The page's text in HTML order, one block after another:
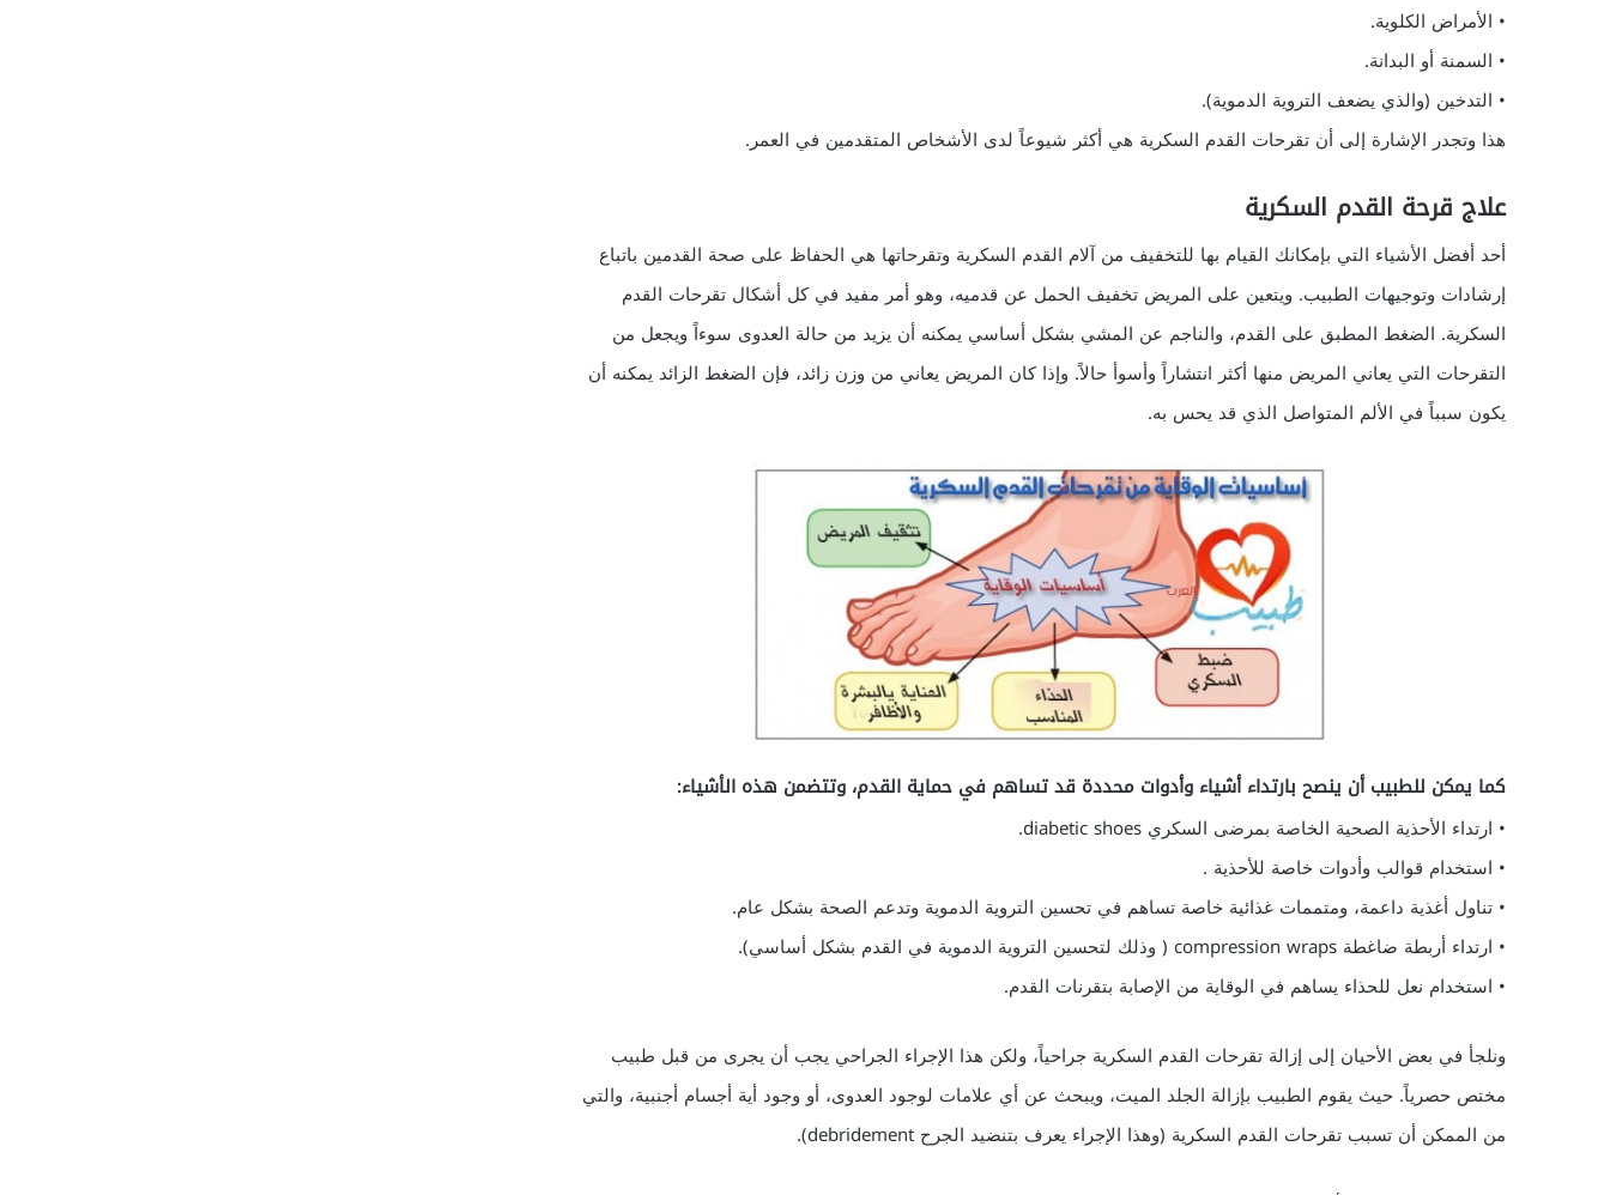
• الأمراض الكلوية.
• السمنة أو البدانة.
• التدخين (والذي يضعف التروية الدموية).
هذا وتجدر الإشارة إلى أن تقرحات القدم السكرية هي أكثر شيوعاً لدى الأشخاص المتقدمين في العمر.
علاج قرحة القدم السكرية
أحد أفضل الأشياء التي بإمكانك القيام بها للتخفيف من آلام القدم السكرية وتقرحاتها هي الحفاظ على صحة القدمين باتباع
إرشادات وتوجيهات الطبيب. ويتعين على المريض تخفيف الحمل عن قدميه، وهو أمر مفيد في كل أشكال تقرحات القدم
السكرية. الضغط المطبق على القدم، والناجم عن المشي بشكل أساسي يمكنه أن يزيد من حالة العدوى سوءاً ويجعل من
التقرحات التي يعاني المريض منها أكثر انتشاراً وأسوأ حالاً. وإذا كان المريض يعاني من وزن زائد، فإن الضغط الزائد يمكنه أن
يكون سبباً في الألم المتواصل الذي قد يحس به.
كما يمكن للطبيب أن ينصح بارتداء أشياء وأدوات محددة قد تساهم في حماية القدم، وتتضمن هذه الأشياء:
• ارتداء الأحذية الصحية الخاصة بمرضى السكري diabetic shoes.
• استخدام قوالب وأدوات خاصة للأحذية .
• تناول أغذية داعمة، ومتممات غذائية خاصة تساهم في تحسين التروية الدموية وتدعم الصحة بشكل عام.
• ارتداء أربطة ضاغطة compression wraps ( وذلك لتحسين التروية الدموية في القدم بشكل أساسي).
• استخدام نعل للحذاء يساهم في الوقاية من الإصابة بتقرنات القدم.
ونلجأ في بعض الأحيان إلى إزالة تقرحات القدم السكرية جراحياً، ولكن هذا الإجراء الجراحي يجب أن يجرى من قبل طبيب
مختص حصرياً. حيث يقوم الطبيب بإزالة الجلد الميت، ويبحث عن أي علامات لوجود العدوى، أو وجود أية أجسام أجنبية، والتي
من الممكن أن تسبب تقرحات القدم السكرية (وهذا الإجراء يعرف بتنضيد الجرح debridement).